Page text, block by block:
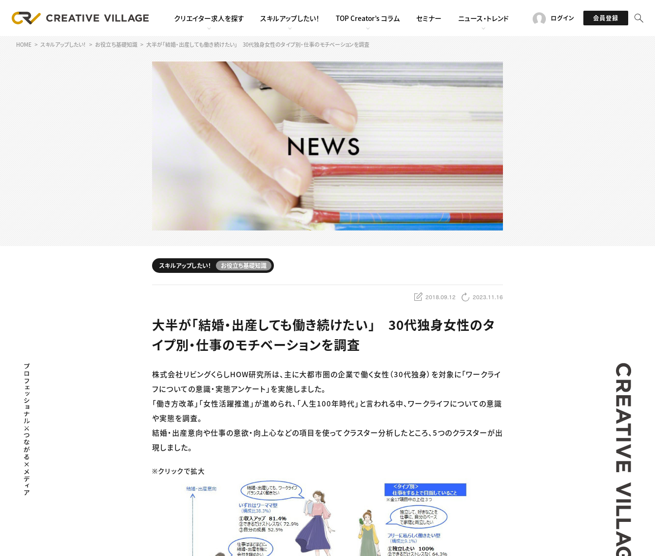
クリエイター求人を探す スキルアップしたい！ TOP Creator’s コラム セミナー ニュース・トレンド ログイン 会員登録
HOME スキルアップしたい！ お役立ち基礎知識 大半が「結婚・出産しても働き続けたい」 30代独身女性のタイプ別・仕事のモチベーションを調査
スキルアップしたい！ お役立ち基礎知識
2018.09.12 2023.11.16
大半が「結婚・出産しても働き続けたい」 30代独身女性のタ
イプ別・仕事のモチベーションを調査
株式会社リビングくらしHOW研究所は、主に大都市圏の企業で働く女性（30代独身）を対象に「ワークライ
フについての意識・実態アンケート」を実施しました。
「働き方改革」「女性活躍推進」が進められ、「人生100年時代」と言われる中、ワークライフについての意識
や実態を調査。
結婚・出産意向や仕事の意欲・向上心などの項目を使ってクラスター分析したところ、5つのクラスターが出
現しました。
※クリックで拡大